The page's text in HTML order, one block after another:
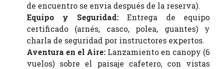
de encuentro se envia después de la reserva).
Equipo y Seguridad:Entrega de equipo
certificado (arnés, casco, polea, guantes) y
charla de seguridad por instructores expertos.
Aventura en el Aire: Lanzamiento en canopy (6
vuelos) sobre el paisaje cafetero, con vistas